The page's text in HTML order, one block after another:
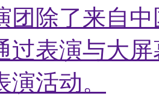
团除了来自
过表演与大
活动。